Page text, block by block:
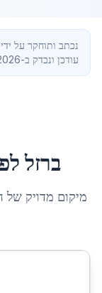
נכתב ותוחקר על ידי
עודכן ונבדק ב-2026
ברזל
מיקום מדויק של